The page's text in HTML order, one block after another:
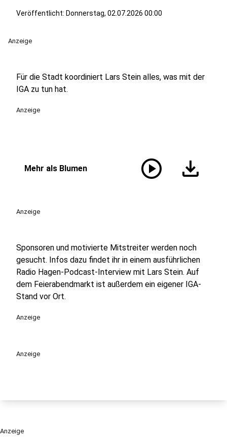
Veröffentlicht: Donnerstag, 02.07.2026 00:00
Anzeige
Für die Stadt koordiniert Lars Stein alles, was mit der
IGA zu tun hat.
Anzeige
Mehr als Blumen play_circle download
Anzeige
Sponsoren und motivierte Mitstreiter werden noch
gesucht. Infos dazu findet ihr in einem ausführlichen
Radio Hagen-Podcast-Interview mit Lars Stein. Auf
dem Feierabendmarkt ist außerdem ein eigener IGA-
Stand vor Ort.
Anzeige
Anzeige
Anzeige